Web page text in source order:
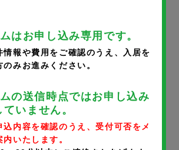
はお申し込み専用です。
情報や費用をご確認のうえ、入居を
のみお進みください。
の送信時点ではお申し込み
いません。
込内容を確認のうえ、受付可否をメ
いたします。